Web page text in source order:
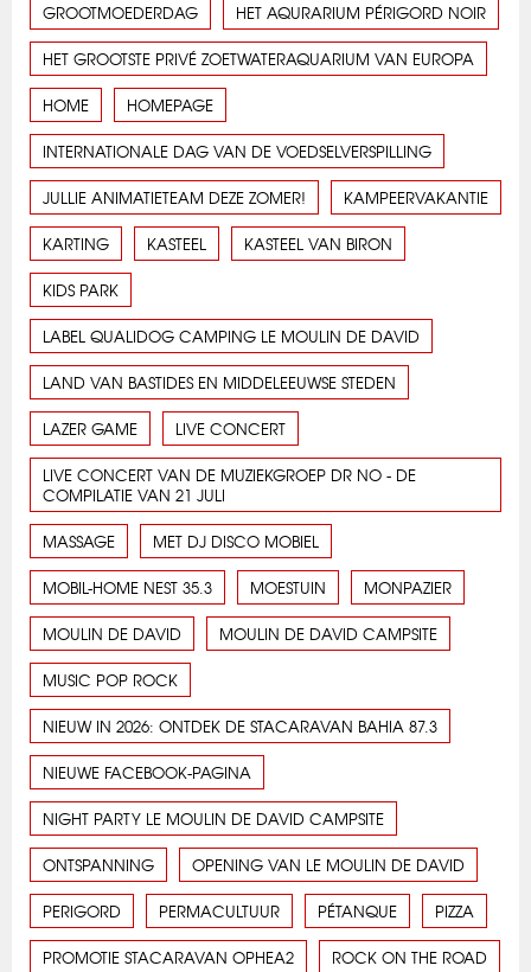
GROOTMOEDERDAG HET AQURARIUM PÉRIGORD NOIR
HET GROOTSTE PRIVÉ ZOETWATERAQUARIUM VAN EUROPA
HOME HOMEPAGE
INTERNATIONALE DAG VAN DE VOEDSELVERSPILLING
JULLIE ANIMATIETEAM DEZE ZOMER! KAMPEERVAKANTIE
KARTING KASTEEL KASTEEL VAN BIRON
KIDS PARK
LABEL QUALIDOG CAMPING LE MOULIN DE DAVID
LAND VAN BASTIDES EN MIDDELEEUWSE STEDEN
LAZER GAME LIVE CONCERT
LIVE CONCERT VAN DE MUZIEKGROEP DR NO - DE
COMPILATIE VAN 21 JULI
MASSAGE MET DJ DISCO MOBIEL
MOBIL-HOME NEST 35.3 MOESTUIN MONPAZIER
MOULIN DE DAVID MOULIN DE DAVID CAMPSITE
MUSIC POP ROCK
NIEUW IN 2026: ONTDEK DE STACARAVAN BAHIA 87.3
NIEUWE FACEBOOK-PAGINA
NIGHT PARTY LE MOULIN DE DAVID CAMPSITE
ONTSPANNING OPENING VAN LE MOULIN DE DAVID
PERIGORD PERMACULTUUR PÉTANQUE PIZZA
PROMOTIE STACARAVAN OPHEA2 ROCK ON THE ROAD